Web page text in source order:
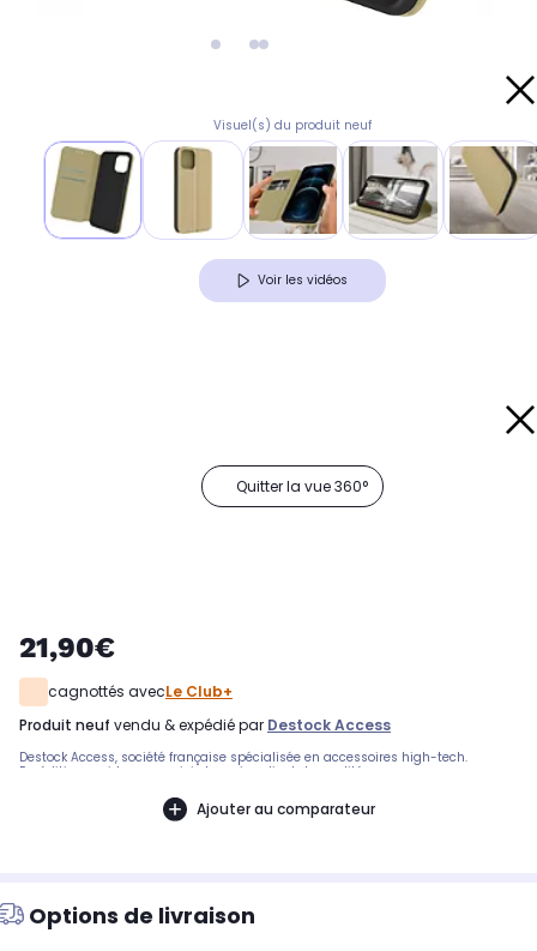
Visuel(s) du produit neuf
Voir les vidéos
Quitter la vue 360°
21,90€
cagnottés avecLe Club+
produit neuf vendu & expédié par Destock Access
Destock Access, société française spécialisée en accessoires high-tech.
Expédition rapide avec suivi et service client de qualité.
Ajouter au comparateur
Options de livraison